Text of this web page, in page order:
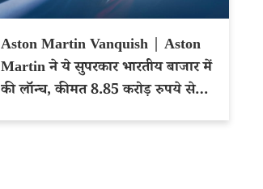
Aston Martin Vanquish | Aston
Martin ने ये सुपरकार भारतीय बाजार में
की लॉन्च, कीमत 8.85 करोड़ रुपये से